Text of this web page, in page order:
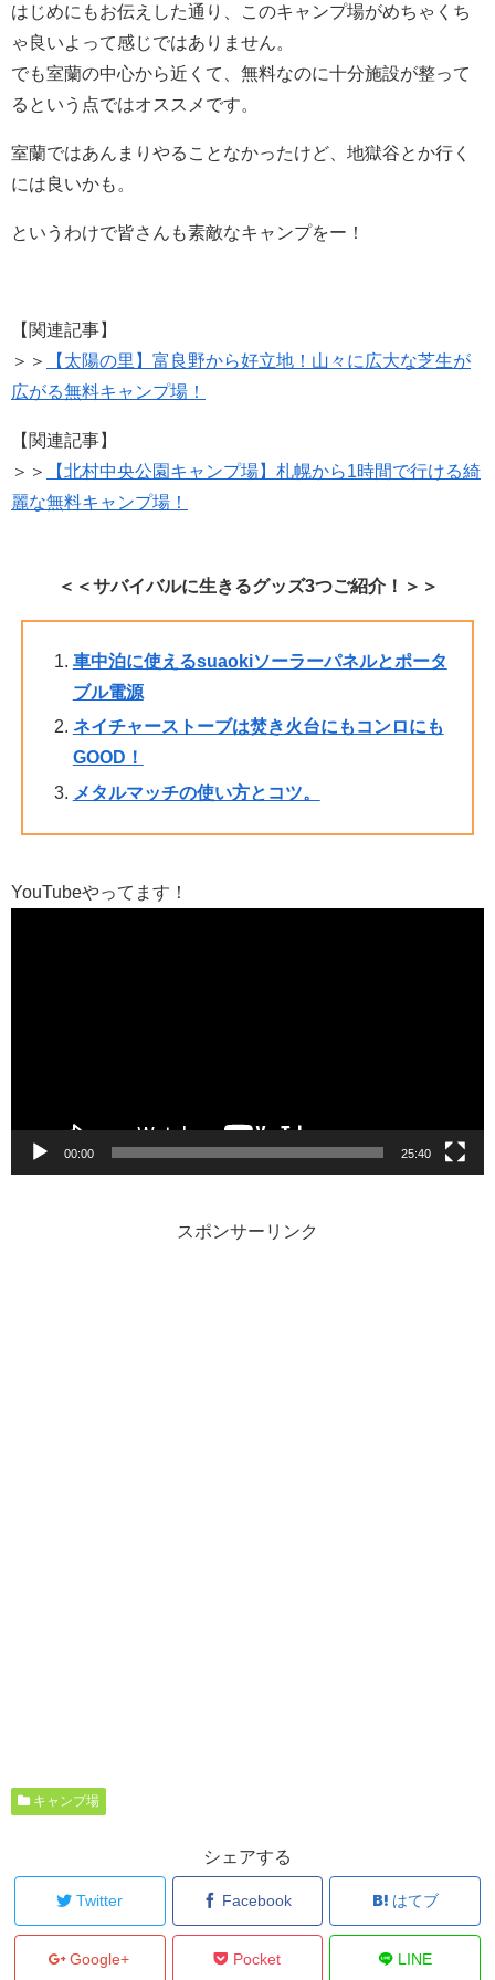
はじめにもお伝えした通り、このキャンプ場がめちゃくち
ゃ良いよって感じではありません。
でも室蘭の中心から近くて、無料なのに十分施設が整って
るという点ではオススメです。
室蘭ではあんまりやることなかったけど、地獄谷とか行く
には良いかも。
というわけで皆さんも素敵なキャンプをー！
【関連記事】
＞＞
【太陽の里】富良野から好立地！山々に広大な芝生が
広がる無料キャンプ場！
【関連記事】
＞＞
【北村中央公園キャンプ場】札幌から1時間で行ける綺
麗な無料キャンプ場！
＜＜サバイバルに生きるグッズ3つご紹介！＞＞
車中泊に使えるsuaokiソーラーパネルとポータ
ブル電源
ネイチャーストーブは焚き火台にもコンロにも
GOOD！
メタルマッチの使い方とコツ。
YouTubeやってます！
00:00 25:40
スポンサーリンク
キャンプ場
シェアする
Twitter Facebook はてブ
Google+ Pocket LINE